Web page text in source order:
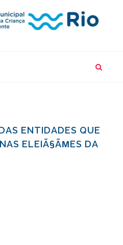
ENTIDADES QUE
ELEIÃ§ÃΜES DA